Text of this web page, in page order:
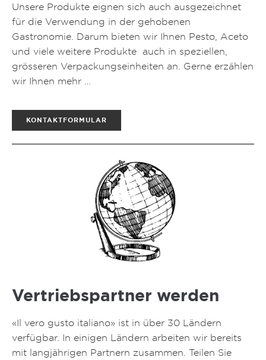
Unsere Produkte eignen sich auch ausgezeichnet
für die Verwendung in der gehobenen
Gastronomie. Darum bieten wir Ihnen Pesto, Aceto
und viele weitere Produkte auch in speziellen,
grösseren Verpackungseinheiten an. Gerne erzählen
wir Ihnen mehr …
KONTAKTFORMULAR
Vertriebspartner werden
«Il vero gusto italiano» ist in über 30 Ländern
verfügbar. In einigen Ländern arbeiten wir bereits
mit langjährigen Partnern zusammen. Teilen Sie